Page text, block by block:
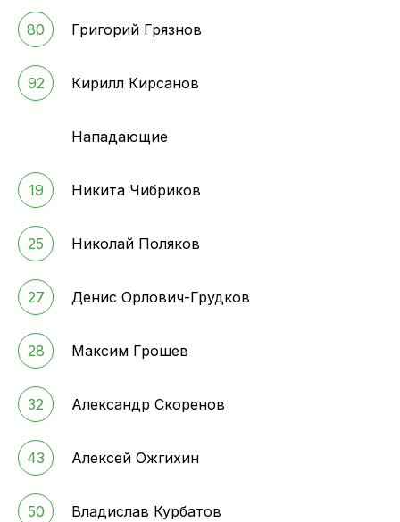
80 Григорий Грязнов
92 Кирилл Кирсанов
Нападающие
19 Никита Чибриков
25 Николай Поляков
27 Денис Орлович-Грудков
28 Максим Грошев
32 Александр Скоренов
43 Алексей Ожгихин
50 Владислав Курбатов